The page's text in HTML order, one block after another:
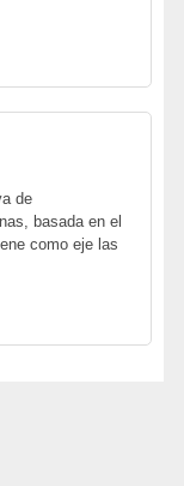
de
basada en el
como eje las